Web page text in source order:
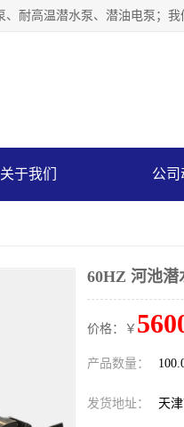
关于我们 公司
60HZ 河池潜
价格：￥
产品数量：
发货地址： 天